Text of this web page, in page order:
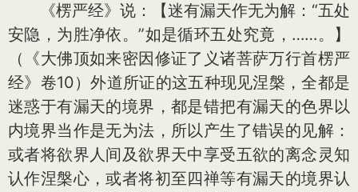
《楞严经》说：【迷有漏天作无为解：“五处
安隐，为胜净依。”如是循环五处究竟，……。】
（《大佛顶如来密因修证了义诸菩萨万行首楞严
经》卷10）外道所证的这五种现见涅槃，全都是
迷惑于有漏天的境界，都是错把有漏天的色界以
内境界当作是无为法，所以产生了错误的见解：
或者将欲界人间及欲界天中享受五欲的离念灵知
认作涅槃心，或者将初至四禅等有漏天的境界认